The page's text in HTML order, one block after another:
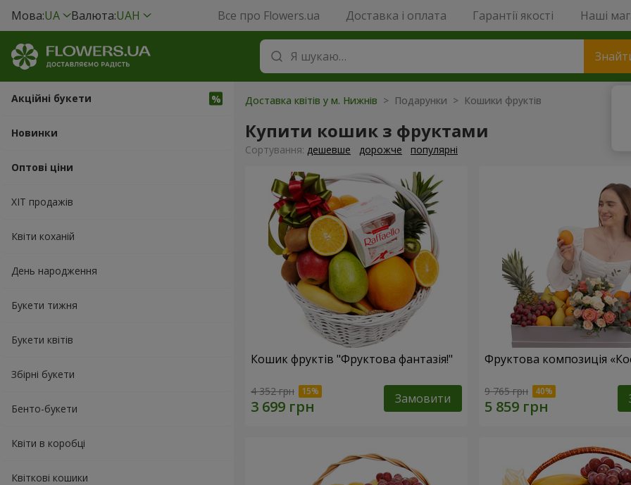
Мова:UA Валюта:UAH Все про Flowers.ua Доставка і оплата Гарантії якості Наші
Акційні букети
Новинки
Оптові ціни
ХІТ продажів
Квіти коханій
День народження
Букети тижня
Букети квітів
Збірні букети
Бенто-букети
Квіти в коробці
Квіткові кошики
Доставка квітів у м. Нижнів > Подарунки > Кошики фруктів
Купити кошик з фруктами
Сортування: дешевше дорожче популярні
Кошик фруктів "Фруктова фантазія!"
4 352 грн Замовити
Фруктова композиція
9 765 грн